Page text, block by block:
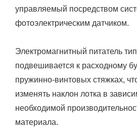
управляемый посредством
фотоэлектрическим датчиком.
Электромагнитный питатель
подвешивается к расходному
пружинно-винтовых стяжках,
изменять наклон лотка в
необходимой
материала.